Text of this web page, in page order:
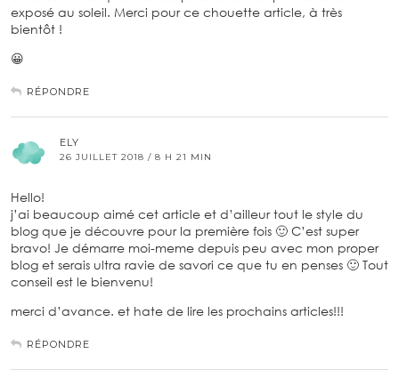
exposé au soleil. Merci pour ce chouette article, à très
bientôt !
😀
RÉPONDRE
ELY
26 JUILLET 2018 / 8 H 21 MIN
Hello!
j’ai beaucoup aimé cet article et d’ailleur tout le style du
blog que je découvre pour la première fois 🙂 C’est super
bravo! Je démarre moi-meme depuis peu avec mon proper
blog et serais ultra ravie de savori ce que tu en penses 🙂 Tout
conseil est le bienvenu!
merci d’avance. et hate de lire les prochains articles!!!
RÉPONDRE